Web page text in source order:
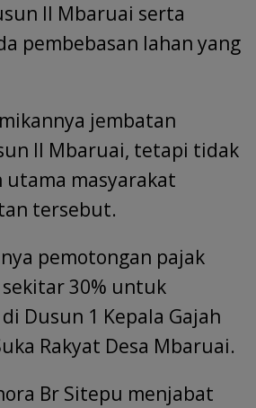
II Mbaruai serta
pembebasan lahan yang
jembatan
II Mbaruai, tetapi tidak
utama masyarakat
tersebut.
pemotongan pajak
30% untuk
Dusun 1 Kepala Gajah
Rakyat Desa Mbaruai.
Br Sitepu menjabat